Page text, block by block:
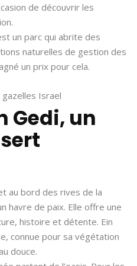
de découvrir les
un parc qui abrite des
naturelles de gestion des
un prix pour cela.
Gedi, un
au bord des rives de la
havre de paix. Elle offre une
histoire et détente. Ein
connue pour sa végétation
douce.